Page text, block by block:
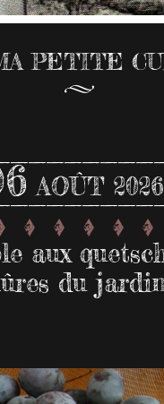
PETITE
AOÛT 2026
aux
du